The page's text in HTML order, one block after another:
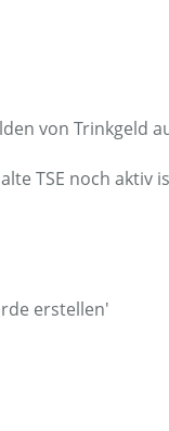
von Trinkgeld
TSE noch aktiv
erstellen'